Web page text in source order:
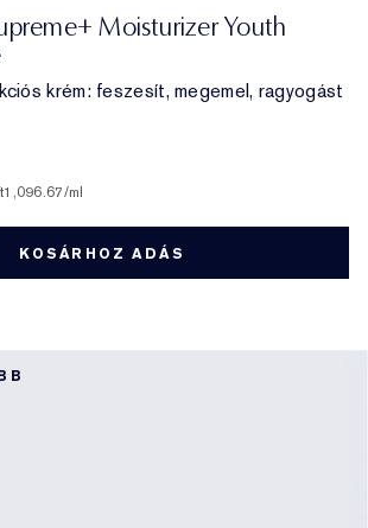
Moisturizer Youth
krém: feszesít, megemel, ragyogást
/ml
KOSÁRHOZ ADÁS